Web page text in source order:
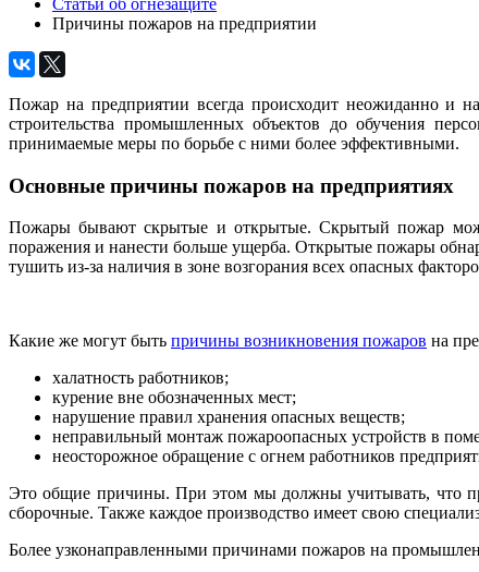
Статьи об огнезащите
Причины пожаров на предприятии
Пожар на предприятии всегда происходит неожиданно и
строительства промышленных объектов до обучения
принимаемые меры по борьбе с ними более эффективными.
Основные причины пожаров на предприятиях
Пожары бывают скрытые и открытые. Скрытый пожар
поражения и нанести больше ущерба. Открытые пожары
тушить из-за наличия в зоне возгорания всех опасных
Какие же могут быть причины возникновения пожаров на
халатность работников;
курение вне обозначенных мест;
нарушение правил хранения опасных веществ;
неправильный монтаж пожароопасных устройств в
неосторожное обращение с огнем работников
Это общие причины. При этом мы должны учитывать, что
сборочные. Также каждое производство имеет свою
Более узконаправленными причинами пожаров на